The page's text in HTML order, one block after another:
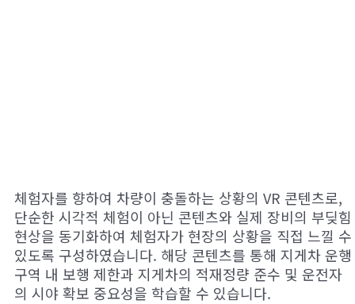
체험자를 향하여 차량이 충돌하는 상황의 VR 콘텐츠로,
단순한 시각적 체험이 아닌 콘텐츠와 실제 장비의 부딪힘
현상을 동기화하여 체험자가 현장의 상황을 직접 느낄 수
있도록 구성하였습니다. 해당 콘텐츠를 통해 지게차 운행
구역 내 보행 제한과 지게차의 적재정량 준수 및 운전자
의 시야 확보 중요성을 학습할 수 있습니다.